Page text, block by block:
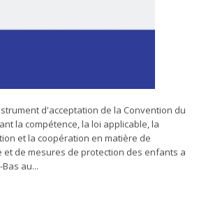
d'acceptation de la Convention du
la compétence, la loi applicable, la
et la coopération en matière de
de mesures de protection des enfants a
au...